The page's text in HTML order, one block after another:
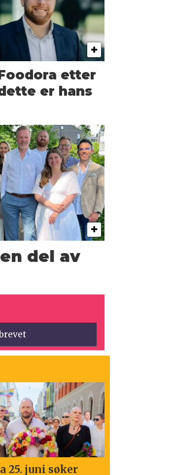
etter
er hans
del av
25. juni søker